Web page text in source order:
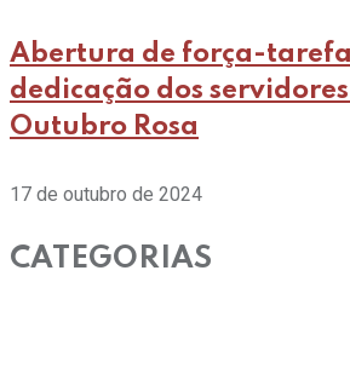
Abertura de força-
dedicação dos
Outubro Rosa
17 de outubro de 2024
CATEGORIAS